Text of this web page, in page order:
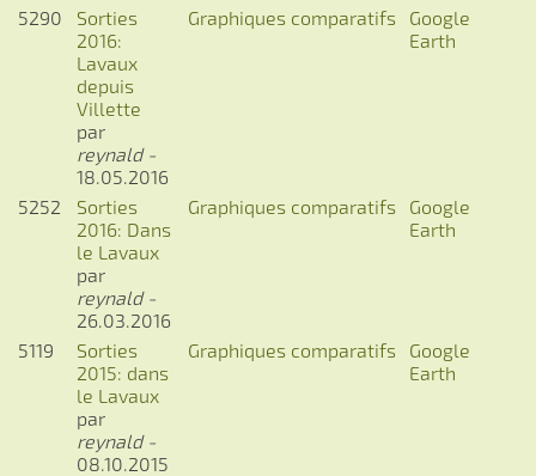
5290
Sorties
2016:
Lavaux
depuis
Villette
par
reynald -
18.05.2016
Graphiques comparatifs
Google
Earth
5252
Sorties
2016: Dans
le Lavaux
par
reynald -
26.03.2016
Graphiques comparatifs
Google
Earth
5119
Sorties
2015: dans
le Lavaux
par
reynald -
08.10.2015
Graphiques comparatifs
Google
Earth